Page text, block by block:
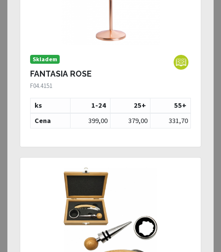
Skladem
FANTASIA ROSE
F04.4151
ks 1-24 25+ 55+
Cena
399,00 379,00 331,70